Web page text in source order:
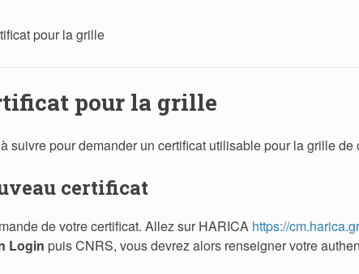
pour la grille
pour la grille
suivre pour demander un certificat utilisable pour la grille de
certificat
de votre certificat. Allez sur HARICA https://
Login puis CNRS, vous devrez alors renseigner votre